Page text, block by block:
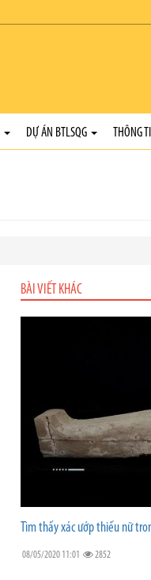
DỰ ÁN BTLSQG THÔNG
BÀI VIẾT KHÁC
Tìm thấy xác ướp thiếu nữ
08/05/2020 11:01 2852